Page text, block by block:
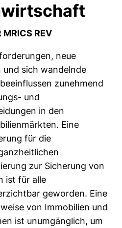
REV
neue
und sich wandelnde
zunehmend
und
in den
Eine
für die
zur Sicherung von
ist für alle
geworden. Eine
von Immobilien und
ist unumgänglich, um